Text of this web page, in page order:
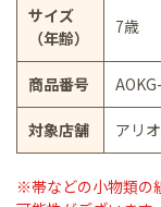
サイズ
（年齢）
7歳
商品番号
対象店舗 アリ
※帯などの小物類の